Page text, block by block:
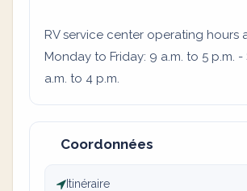
RV service center operating hours
Monday to Friday: 9 a.m. to 5 p.m. -
a.m. to 4 p.m.
Coordonnées
Itinéraire